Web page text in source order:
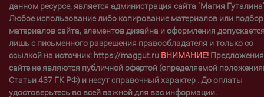
данном ресурсе, является администрация сайта "Магия
Любое использование либо копирование материалов или
материалов сайта, элементов дизайна и оформления
лишь с письменного разрешения правообладателя и только со
ссылкой на источник: https://maggut.ru ВНИМАНИЕ!
сайте не являются публичной офертой (определяемой
Статьи 437 ГК РФ) и несут справочный характер . До оплаты
удостоверьтесь во всей важной для вас информации.